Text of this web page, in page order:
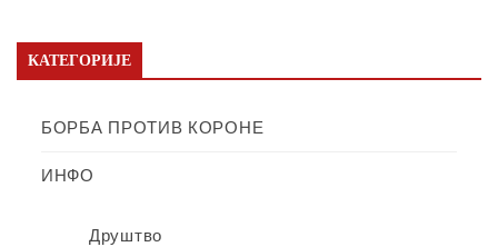
КАТЕГОРИЈЕ
БОРБА ПРОТИВ КОРОНЕ
ИНФО
Друштво